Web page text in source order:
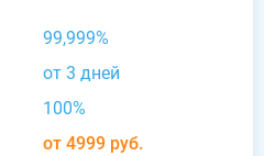
99,999%
от 3 дней
100%
от 4999 руб.